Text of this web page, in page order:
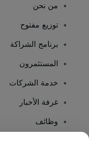
من نحن
توزيع مفتوح
برنامج الشراكة
المستثمرون
خدمة الشركات
غرفة الأخبار
وظائف